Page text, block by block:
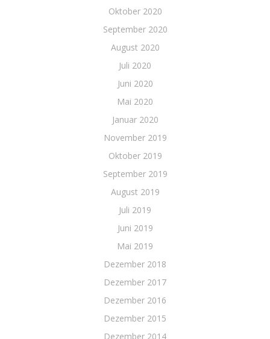
Oktober 2020
September 2020
August 2020
Juli 2020
Juni 2020
Mai 2020
Januar 2020
November 2019
Oktober 2019
September 2019
August 2019
Juli 2019
Juni 2019
Mai 2019
Dezember 2018
Dezember 2017
Dezember 2016
Dezember 2015
Dezember 2014